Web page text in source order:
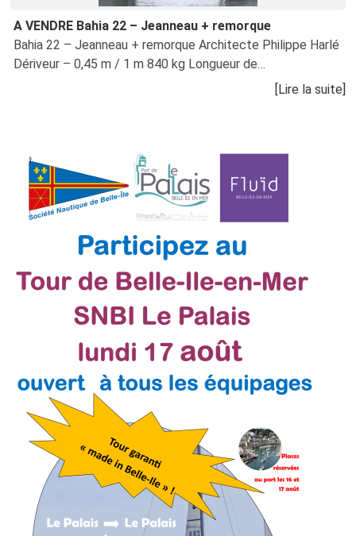
A VENDRE Bahia 22 – Jeanneau + remorque
Bahia 22 – Jeanneau + remorque Architecte Philippe Harlé
Dériveur – 0,45 m / 1 m 840 kg Longueur de…
[Lire la suite]